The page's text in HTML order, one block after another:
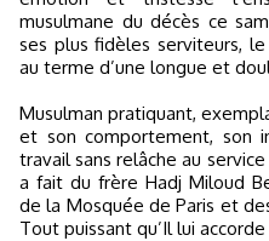
musulmane du décès ce
ses plus fidèles serviteurs, le
au terme d’une longue et
Musulman pratiquant,
et son comportement, son
travail sans relâche au
a fait du frère Hadj Miloud
de la Mosquée de Paris et
Tout puissant qu’Il lui